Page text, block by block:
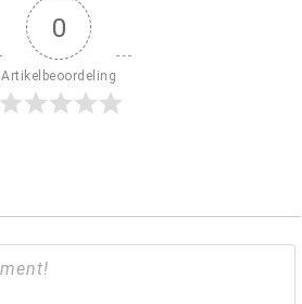
0
Artikelbeoordeling